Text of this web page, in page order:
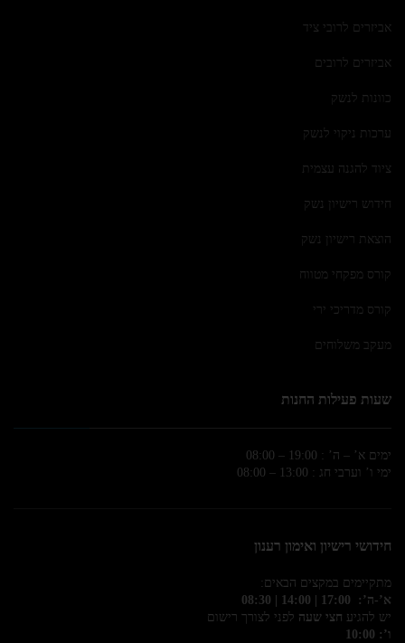
אביזרים לרובי ציד
אביזרים לרובים
כוונות לנשק
ערכות ניקוי לנשק
ציוד להגנה עצמית
חידוש רישיון נשק
הוצאת רישיון נשק
קורס מפקחי מטווח
קורס מדריכי ירי
מעקב משלוחים
שעות פעילות החנות
ימים א’ – ה’ : 19:00 – 08:00
ימי ו’ וערבי חג : 13:00 – 08:00
חידושי רישיון ואימון רענון
מתקיימים במקצים הבאים:
א’-ה’: 17:00 | 14:00 | 08:30
יש להגיע חצי שעה לפני לצורך רישום
ו’: 10:00